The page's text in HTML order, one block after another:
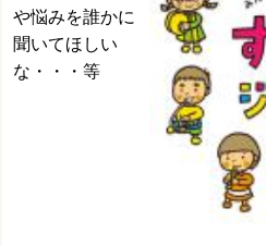
や悩みを誰かに
聞いてほしい
な・・・等